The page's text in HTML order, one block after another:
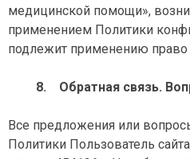
медицинской помощи»,
применением Политики
подлежит применению
8. Обратная связь.
Все предложения или
Политики Пользователь